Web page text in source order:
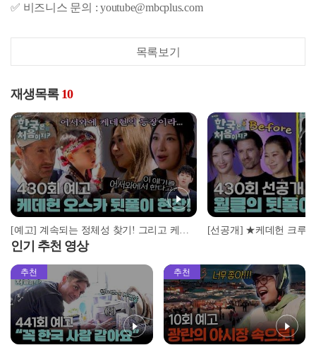
✅ 비즈니스 문의 : youtube@mbcplus.com
목록보기
재생목록 10
[예고] 계속되는 정체성 찾기! 그리고 케데헌 주역들의 오스카 뒷풀이 대공개
인기 추천 영상
추천 추천